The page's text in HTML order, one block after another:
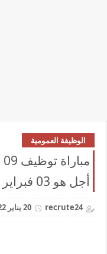
الوظيفة العمومية
أجل هو 03 فبراير 2022
recrute24 20 يناير 2022